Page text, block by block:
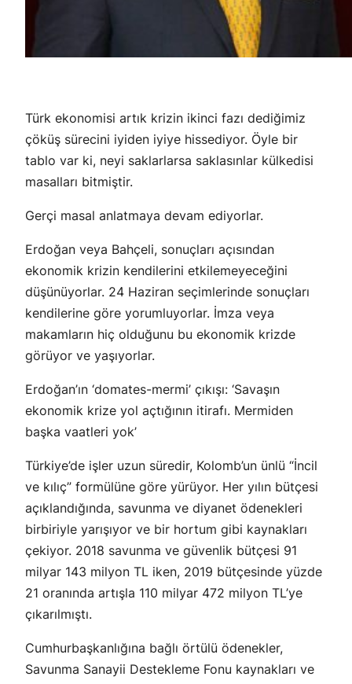
Türk ekonomisi artık krizin ikinci fazı dediğimiz
çöküş sürecini iyiden iyiye hissediyor. Öyle bir
tablo var ki, neyi saklarlarsa saklasınlar külkedisi
masalları bitmiştir.
Gerçi masal anlatmaya devam ediyorlar.
Erdoğan veya Bahçeli, sonuçları açısından
ekonomik krizin kendilerini etkilemeyeceğini
düşünüyorlar. 24 Haziran seçimlerinde sonuçları
kendilerine göre yorumluyorlar. İmza veya
makamların hiç olduğunu bu ekonomik krizde
görüyor ve yaşıyorlar.
Erdoğan’ın ‘domates-mermi’ çıkışı: ‘Savaşın
ekonomik krize yol açtığının itirafı. Mermiden
başka vaatleri yok’
Türkiye’de işler uzun süredir, Kolomb’un ünlü “İncil
ve kılıç” formülüne göre yürüyor. Her yılın bütçesi
açıklandığında, savunma ve diyanet ödenekleri
birbiriyle yarışıyor ve bir hortum gibi kaynakları
çekiyor. 2018 savunma ve güvenlik bütçesi 91
milyar 143 milyon TL iken, 2019 bütçesinde yüzde
21 oranında artışla 110 milyar 472 milyon TL’ye
çıkarılmıştı.
Cumhurbaşkanlığına bağlı örtülü ödenekler,
Savunma Sanayii Destekleme Fonu kaynakları ve